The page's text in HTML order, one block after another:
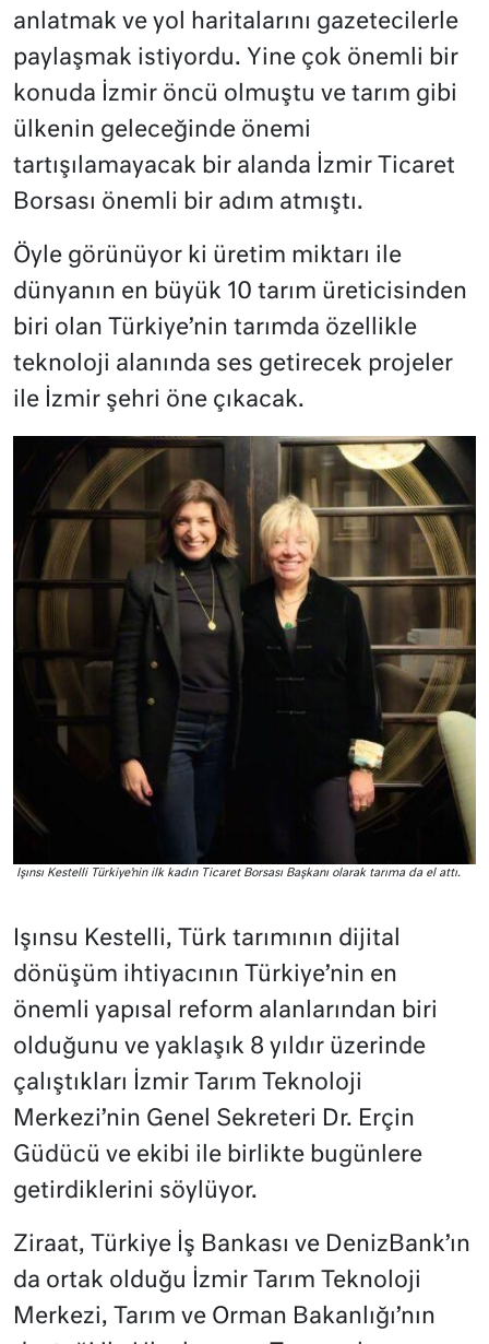
anlatmak ve yol haritalarını gazetecilerle
paylaşmak istiyordu. Yine çok önemli bir
konuda İzmir öncü olmuştu ve tarım gibi
ülkenin geleceğinde önemi
tartışılamayacak bir alanda İzmir Ticaret
Borsası önemli bir adım atmıştı.
Öyle görünüyor ki üretim miktarı ile
dünyanın en büyük 10 tarım üreticisinden
biri olan Türkiye’nin tarımda özellikle
teknoloji alanında ses getirecek projeler
ile İzmir şehri öne çıkacak.
Işınsı Kestelli Türkiye’nin ilk kadın Ticaret Borsası Başkanı olarak tarıma da el attı.
Işınsu Kestelli, Türk tarımının dijital
dönüşüm ihtiyacının Türkiye’nin en
önemli yapısal reform alanlarından biri
olduğunu ve yaklaşık 8 yıldır üzerinde
çalıştıkları İzmir Tarım Teknoloji
Merkezi’nin Genel Sekreteri Dr. Erçin
Güdücü ve ekibi ile birlikte bugünlere
getirdiklerini söylüyor.
Ziraat, Türkiye İş Bankası ve DenizBank’ın
da ortak olduğu İzmir Tarım Teknoloji
Merkezi, Tarım ve Orman Bakanlığı’nın